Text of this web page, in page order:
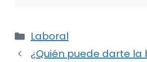
Categorías
Laboral
¿Quién puede darte la